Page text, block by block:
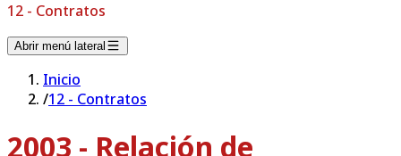
12 - Contratos
Abrir menú lateral
Inicio
/12 - Contratos
2003 - Relación de